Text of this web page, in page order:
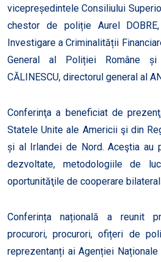
vicepreședintele Consiliului
chestor de poliție Aurel
Investigare a Criminalității
General al Poliției Române și
CĂLINESCU, directorul general al
Conferinţa a beneficiat de
Statele Unite ale Americii şi din
și al Irlandei de Nord. Aceştia au
dezvoltate, metodologiile de
oportunităţile de cooperare
Conferința națională a reunit
procurori, procurori, ofițeri de
reprezentanți ai Agenției